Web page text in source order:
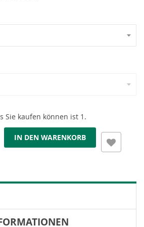
Sie kaufen können ist 1.
IN DEN WARENKORB